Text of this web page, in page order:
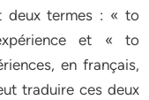
deux termes : « to
et « to
en français,
traduire ces deux